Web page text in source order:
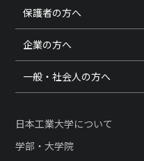
保護者の方へ
企業の方へ
一般・社会人の方へ
日本工業大学について
学部・大学院